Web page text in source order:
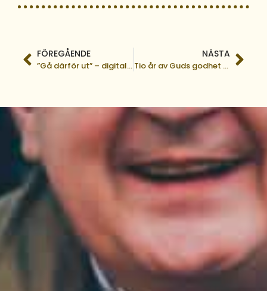
FÖREGÅENDE
”Gå därför ut” – digital Kärrsjökonferens 2026
NÄSTA
Tio år av Guds godhet – Hjärtvärmande storjubileum i Infanta!